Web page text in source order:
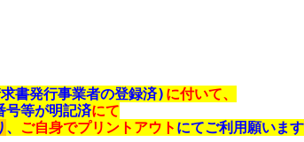
書発行事業者の登録済) に付いて、
号等が明記済
、 ご自身でプリントアウト にてご利用願います